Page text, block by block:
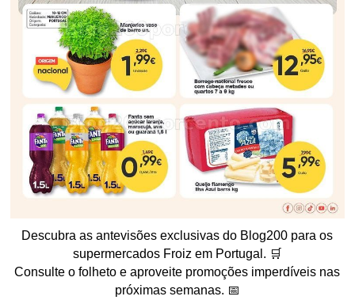
Descubra as antevisões exclusivas do Blog200 para os
supermercados Froiz em Portugal. 🛒
Consulte o folheto e aproveite promoções imperdíveis nas
próximas semanas. 📅